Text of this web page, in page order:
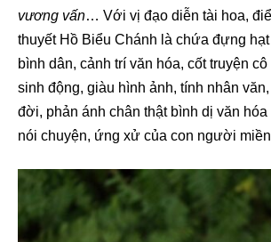
vương vấn… Với vị đạo diễn tài hoa,
thuyết Hồ Biểu Chánh là chứa đựng
bình dân, cảnh trí văn hóa, cốt truyện
sinh động, giàu hình ảnh, tính nhân
đời, phản ánh chân thật bình dị văn
nói chuyện, ứng xử của con người